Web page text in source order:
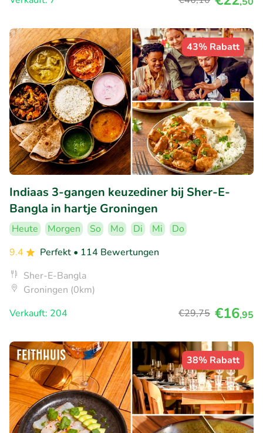
43% Rabatt
Indiaas 3-gangen keuzediner bij Sher-E-
Bangla in hartje Groningen
Heute Morgen So Mo Di Mi
Do
9.4
Perfekt • 114 Bewertungen
Sher-E-Bangla
Groningen (0km)
Verkauft: 204
€29,75 €16,95
38% Rabatt